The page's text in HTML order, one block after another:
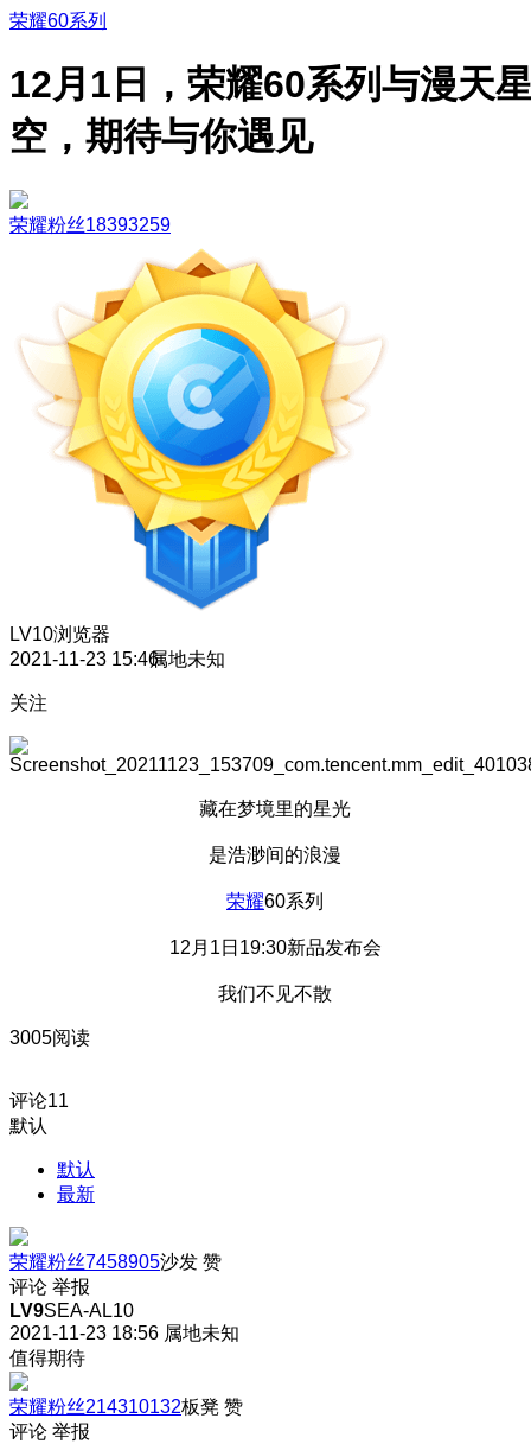
荣耀60系列
12月1日，荣耀60系列与漫天
空，期待与你遇见
荣耀粉丝18393259
LV10浏览器
2021-11-23 15:46属地未知
关注
藏在梦境里的星光
是浩渺间的浪漫
荣耀60系列
12月1日19:30新品发布会
我们不见不散
3005阅读
评论11
默认
默认
最新
荣耀粉丝7458905沙发 赞
评论 举报
LV9SEA-AL10
2021-11-23 18:56 属地未知
值得期待
荣耀粉丝214310132板凳 赞
评论 举报